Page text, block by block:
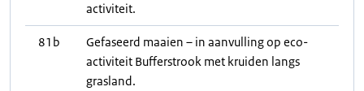
activiteit.
81b
Gefaseerd maaien – in aanvulling op eco-
activiteit Bufferstrook met kruiden langs
grasland.